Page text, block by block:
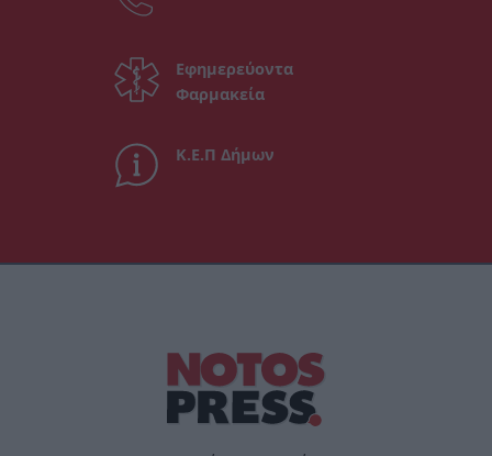
Εφημερεύοντα
Φαρμακεία
Κ.Ε.Π Δήμων